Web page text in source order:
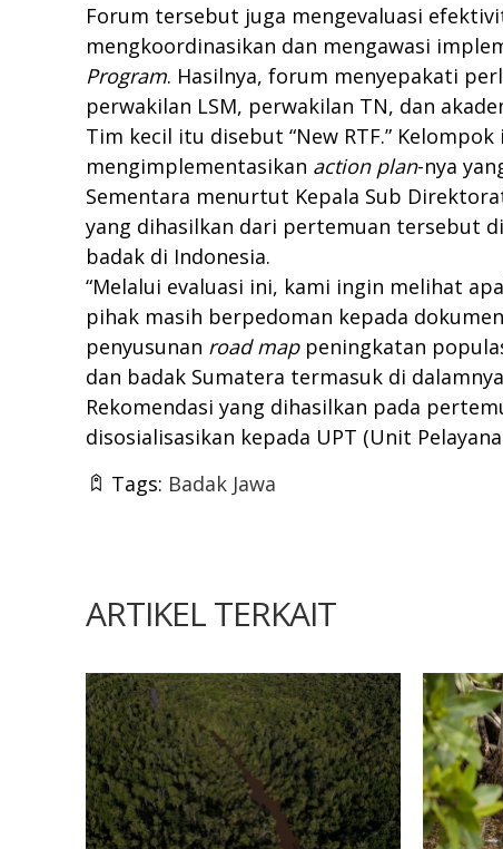
Forum tersebut juga mengevaluasi
mengkoordinasikan dan mengawasi
Program. Hasilnya, forum menyepakati
perwakilan LSM, perwakilan TN, dan
Tim kecil itu disebut “New RTF.”
mengimplementasikan action plan-nya
Sementara menurtut Kepala Sub
yang dihasilkan dari pertemuan tersebut
badak di Indonesia.
“Melalui evaluasi ini, kami ingin melihat
pihak masih berpedoman kepada
penyusunan road map peningkatan
dan badak Sumatera termasuk di
Rekomendasi yang dihasilkan pada
disosialisasikan kepada UPT (Unit
Tags: Badak Jawa
ARTIKEL TERKAIT